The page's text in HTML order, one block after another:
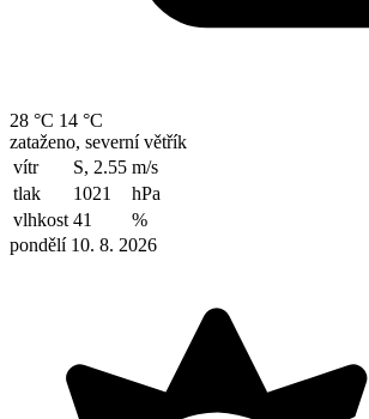
28 °C 14 °C
zataženo, severní větřík
vítr
S, 2.55 m/s
tlak
1021
hPa
vlhkost 41
%
pondělí 10. 8. 2026